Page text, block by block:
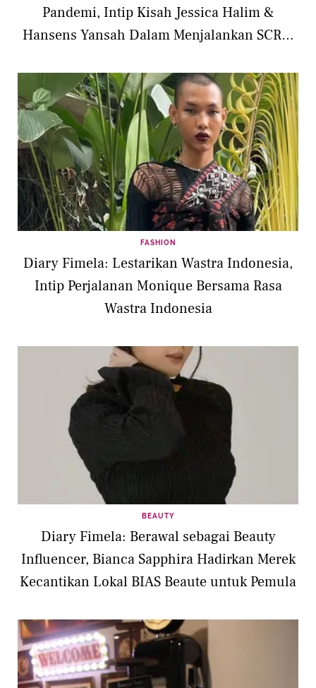
Pandemi, Intip Kisah Jessica Halim &
Hansens Yansah Dalam Menjalankan SCRB:
FASHION
Diary Fimela: Lestarikan Wastra Indonesia,
Intip Perjalanan Monique Bersama Rasa
Wastra Indonesia
BEAUTY
Diary Fimela: Berawal sebagai Beauty
Influencer, Bianca Sapphira Hadirkan Merek
Kecantikan Lokal BIAS Beaute untuk Pemula